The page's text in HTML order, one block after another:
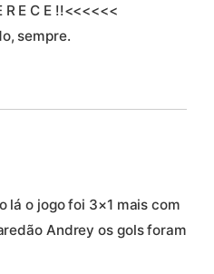
E C E !!<<<<<<
sempre.
lá o jogo foi 3×1 mais com
Andrey os gols foram